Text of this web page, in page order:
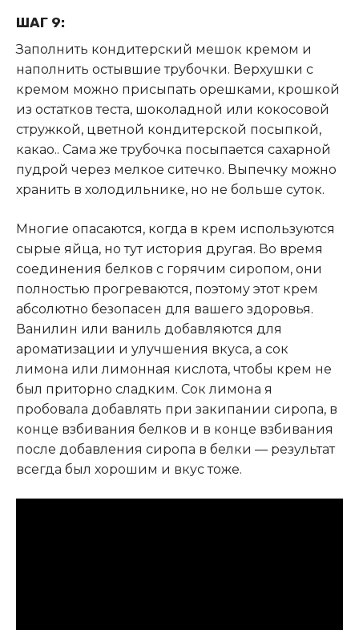
ШАГ 9:
Заполнить кондитерский мешок кремом и
наполнить остывшие трубочки. Верхушки с
кремом можно присыпать орешками, крошкой
из остатков теста, шоколадной или кокосовой
стружкой, цветной кондитерской посыпкой,
какао.. Сама же трубочка посыпается сахарной
пудрой через мелкое ситечко. Выпечку можно
хранить в холодильнике, но не больше суток.
Многие опасаются, когда в крем используются
сырые яйца, но тут история другая. Во время
соединения белков с горячим сиропом, они
полностью прогреваются, поэтому этот крем
абсолютно безопасен для вашего здоровья.
Ванилин или ваниль добавляются для
ароматизации и улучшения вкуса, а сок
лимона или лимонная кислота, чтобы крем не
был приторно сладким. Сок лимона я
пробовала добавлять при закипании сиропа, в
конце взбивания белков и в конце взбивания
после добавления сиропа в белки — результат
всегда был хорошим и вкус тоже.